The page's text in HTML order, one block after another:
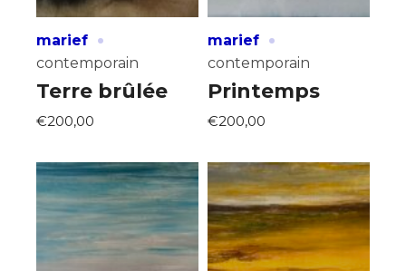
marief ·
contemporain
Terre brûlée
€200,00
marief ·
contemporain
Printemps
€200,00